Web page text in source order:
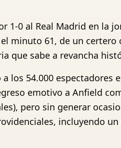
1-0 al Real Madrid en la
minuto 61, de un
que sabe a revancha
54.000 espectadores
emotivo a Anfield
pero sin generar
incluyendo